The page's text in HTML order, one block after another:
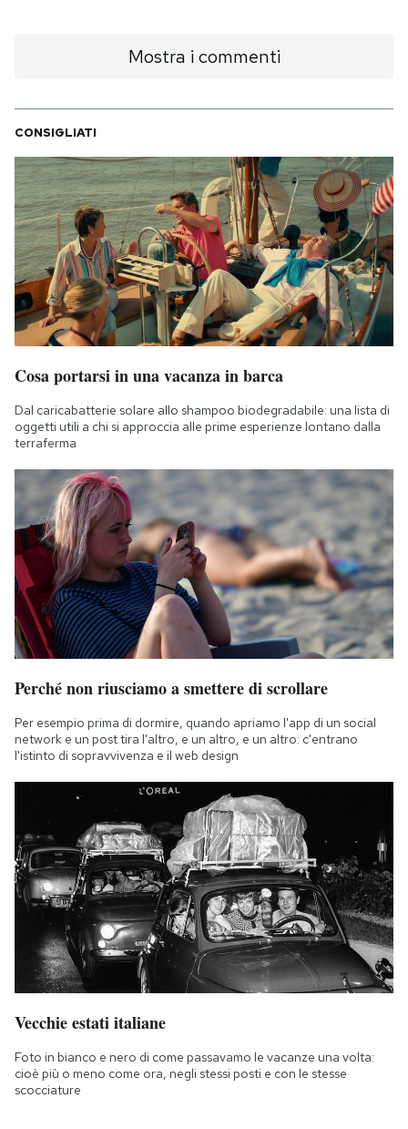
Mostra i commenti
CONSIGLIATI
Cosa portarsi in una vacanza in barca
Dal caricabatterie solare allo shampoo biodegradabile: una lista di
oggetti utili a chi si approccia alle prime esperienze lontano dalla
terraferma
Perché non riusciamo a smettere di scrollare
Per esempio prima di dormire, quando apriamo l'app di un social
network e un post tira l'altro, e un altro, e un altro: c'entrano
l'istinto di sopravvivenza e il web design
Vecchie estati italiane
Foto in bianco e nero di come passavamo le vacanze una volta:
cioè più o meno come ora, negli stessi posti e con le stesse
scocciature